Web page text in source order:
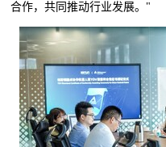
合作，共同推动行业发展。"